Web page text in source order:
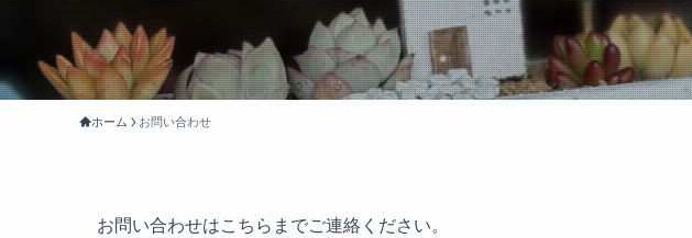
ホーム お問い合わせ
お問い合わせはこちらまでご連絡ください。